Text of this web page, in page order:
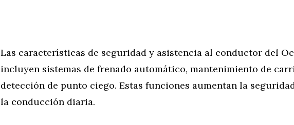
Las características de seguridad y asistencia al conductor del
incluyen sistemas de frenado automático, mantenimiento de
detección de punto ciego. Estas funciones aumentan la
la conducción diaria.